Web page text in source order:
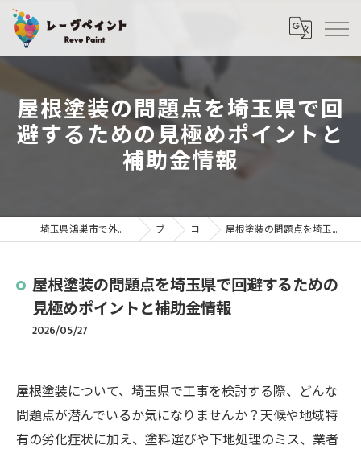
屋根塗装の問題点を埼玉県で回
避するための見極めポイントと
補助金情報
埼玉県鴻巣市で外壁塗装・屋根塗装ならレーヴペイント ブログ コラム 屋根塗装の問題点を埼玉県で回避するための見極めポイントと補助金情報
屋根塗装の問題点を埼玉県で回避するための
見極めポイントと補助金情報
2026/05/27
屋根塗装について、埼玉県で工事を検討する際、どんな
問題点が潜んでいるか気になりませんか？天候や地域特
有の劣化症状に加え、塗料選びや下地処理のミス、業者